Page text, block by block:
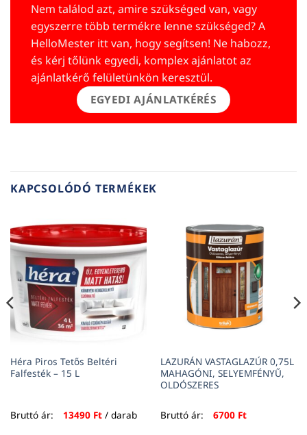
Nem találod azt, amire szükséged van, vagy
egyszerre több termékre lenne szükséged? A
HelloMester itt van, hogy segítsen! Ne habozz,
és kérj tőlünk egyedi, komplex ajánlatot az
ajánlatkérő felületünkön keresztül.
EGYEDI AJÁNLATKÉRÉS
KAPCSOLÓDÓ TERMÉKEK
Héra Piros Tetős Beltéri
Falfesték – 15 L
Bruttó ár: 13490 Ft/ darab
LAZURÁN VASTAGLAZÚR 0,75L
MAHAGÓNI, SELYEMFÉNYŰ,
OLDÓSZERES
Bruttó ár: 6700 Ft